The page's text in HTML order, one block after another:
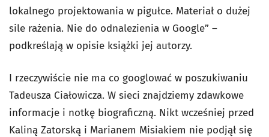
lokalnego projektowania w pigułce. Materiał o dużej
sile rażenia. Nie do odnalezienia w Google” –
podkreślają w opisie książki jej autorzy.
I rzeczywiście nie ma co googlować w poszukiwaniu
Tadeusza Ciałowicza. W sieci znajdziemy zdawkowe
informacje i notkę biograficzną. Nikt wcześniej przed
Kaliną Zatorską i Marianem Misiakiem nie podjął się